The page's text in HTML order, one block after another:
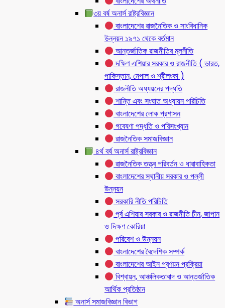
৩য় বর্ষ অনার্স রাষ্ট্রবিজ্ঞান
বাংলাদেশের রাজনৈতিক ও সাংবিধানিক
উন্নয়ন ১৯৭১ থেকে বর্তমান
আন্তর্জাতিক রাজনীতির মূলনীতি
দক্ষিণ এশিয়ার সরকার ও রাজনীতি ( ভারত,
পাকিস্তান, নেপাল ও শ্রীলংকা )
রাজনীতি অধ্যয়নের পদ্ধতি
শান্তি এবং সংঘাত অধ্যায়ন পরিচিতি
বাংলাদেশের লোক প্রশাসন
গবেষণা পদ্ধতি ও পরিসংখ্যান
রাজনৈতিক সমাজবিজ্ঞান
৪র্থ বর্ষ অনার্স রাষ্ট্রবিজ্ঞান
রাজনৈতিক তত্ত্ব পরিবর্তন ও ধারাবাহিকতা
বাংলাদেশের স্থানীয় সরকার ও পল্লী
উন্নয়ন
সরকারি নীতি পরিচিতি
পূর্ব এশিয়ার সরকার ও রাজনীতি চীন, জাপান
ও দিক্ষণ কোরিয়া
পরিবেশ ও উন্নয়ন
বাংলাদেশের বৈদেশিক সম্পর্ক
বাংলাদেশের আইন প্রণয়ন প্রক্রিয়া
বিশ্বায়ন, আঞ্চলিকতাবাদ ও আন্তর্জাতিক
আর্থিক প্রতিষ্ঠান
অনার্স সমাজবিজ্ঞান বিভাগ